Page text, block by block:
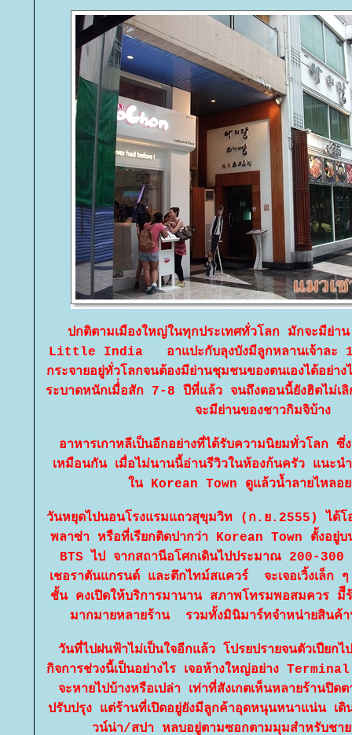
ปกติตามเมืองใหญ่ในทุกประเทศทั่วโลก มักจะมีย่
Little India อาแปะกับลุงบังมีลูกหลานเจ้าละ
กระจายอยู่ทั่วโลกจนต้องมีย่านชุมชนของตนเองได้อย่า
ระบาดหนักเมื่่อสัก 7-8 ปีที่แล้ว จนถึงตอนนี้ยังฮิตไม่เลิ
จะมีย่านของชาวกิมจิบ้าง
อาหารเกาหลีเป็นอีกอย่างที่ได้รับความนิยมทั่วโลก ซึ่
เหมือนกัน เมื่อไม่นานนี้อ่านรีวิวในห้องก้นครัว แนะน
น Korean Town ดูแล้วน้ำลายไหลอย
วันหยุดไปนอนโรงแรมแถวสุขุมวิท (ก.ย.2555) ได้โ
พลาซ่า หรือที่เรียกติดปากว่า Korean Town ตั้งอยู่
BTS ไป จากสถานีอโศกเดินไปประมาณ 200-300
เชอราตันแกรนด์ และตึกไทม์สแควร์ จะเจอเวิ้งเล็ก
ชั้น คงเปิดให้บริการมานาน สภาพโทรมพอสมควร มีีร้
มากมายหลายร้าน รวมทั้งมินิมาร์ทจำหน่ายสินค้า
วันที่ไปฝนฟ้าไม่เป็นใจอีกแล้ว โปรยปรายจนตัวเปียก
กิจการช่วงนี้เป็นอย่างไร เจอห้างใหญ่อย่าง
จะหายไปบ้างหรือเปล่า เท่าที่สังเกตเห็นหลายร้านปิด
ปรับปรุง แต่ร้านที่เปิดอยู่ยังมีลูกค้าอุดหนุนหนาแน่น เดิ
วน์น่า/สปา หลบอยู่ตามซอกตามมุมสำหรับชา